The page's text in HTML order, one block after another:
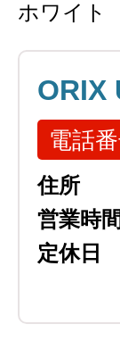
ホワイト
ORIX
電話
住所
営業時間
定休日